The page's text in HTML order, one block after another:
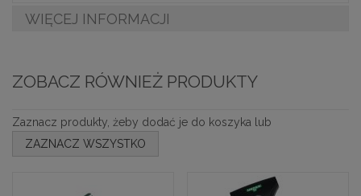
WIĘCEJ INFORMACJI
ZOBACZ RÓWNIEŻ PRODUKTY
Zaznacz produkty, żeby dodać je do koszyka lub
ZAZNACZ WSZYSTKO